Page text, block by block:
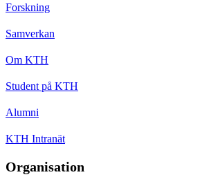
Forskning
Samverkan
Om KTH
Student på KTH
Alumni
KTH Intranät
Organisation